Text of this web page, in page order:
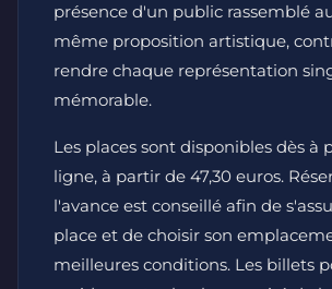
présence d'un public rassemblé
même proposition artistique,
rendre chaque représentation
mémorable.
Les places sont disponibles dès à
ligne, à partir de 47,30 euros.
l'avance est conseillé afin de
place et de choisir son
meilleures conditions. Les billets